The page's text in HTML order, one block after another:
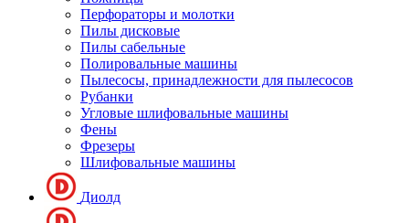
Перфораторы и молотки
Пилы дисковые
Пилы сабельные
Полировальные машины
Пылесосы, принадлежности для пылесосов
Рубанки
Угловые шлифовальные машины
Фены
Фрезеры
Шлифовальные машины
Диолд